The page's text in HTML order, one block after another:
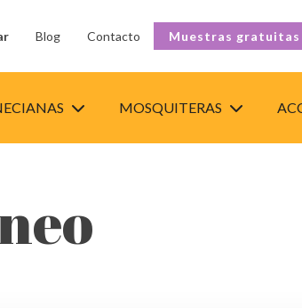
Blog Contacto Muestras gratuitas
MOSQUITERAS